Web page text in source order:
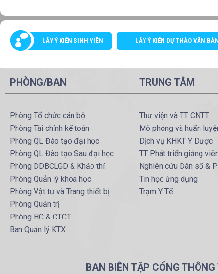
LẤY Ý KIẾN SINH VIÊN LẤY Ý KIẾN DỰ THẢO VĂN
PHÒNG/BAN
Phòng Tổ chức cán bộ
Phòng Tài chính kế toán
Phòng QL Đào tạo đại học
Phòng QL Đào tạo Sau đại học
Phòng DDBCLGD & Khảo thí
Phòng Quản lý khoa học
Phòng Vật tư và Trang thiết bị
Phòng Quản trị
Phòng HC & CTCT
Ban Quản lý KTX
TRUNG TÂM
Thư viện và TT CNTT
Mô phỏng và huấn
Dịch vụ KHKT Y Dược
TT Phát triển giảng
Nghiên cứu Dân số &
Tin học ứng dụng
Trạm Y Tế
BAN BIÊN TẬP CỔNG